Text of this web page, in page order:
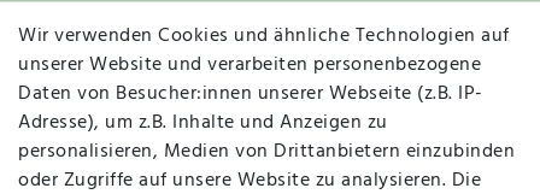
Widerruf
Vertrag widerrufen Kontakt
Wir verwenden Cookies und ähnliche Technologien auf
unserer Website und verarbeiten personenbezogene
Daten von Besucher:innen unserer Webseite (z.B. IP-
Adresse), um z.B. Inhalte und Anzeigen zu
personalisieren, Medien von Drittanbietern einzubinden
oder Zugriffe auf unsere Website zu analysieren. Die